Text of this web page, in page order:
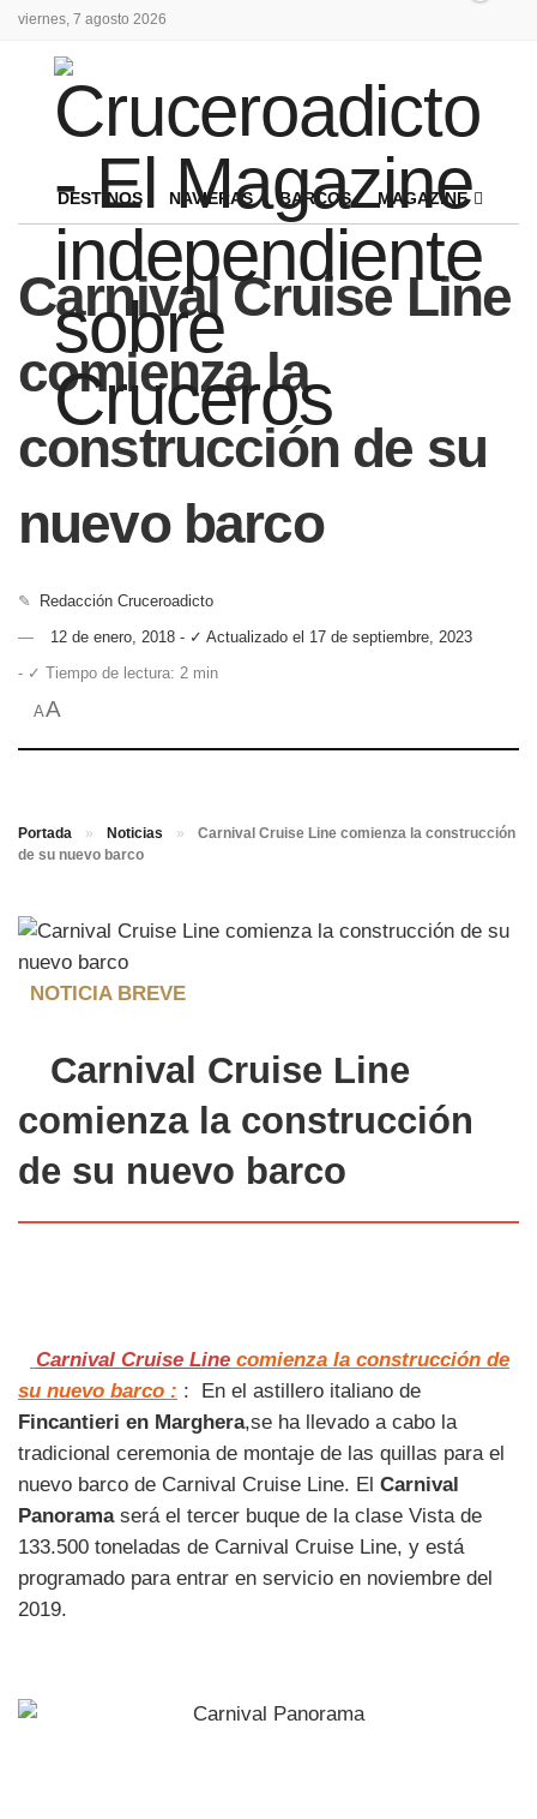
viernes, 7 agosto 2026
DESTINOS NAVIERAS BARCOS MAGAZINE
Carnival Cruise Line
comienza la
construcción de su
nuevo barco
✎
Redacción Cruceroadicto
12 de enero, 2018 - ✓ Actualizado el 17 de septiembre, 2023
- ✓ Tiempo de lectura: 2 min
AA
Portada » Noticias »
Carnival Cruise Line comienza la construcción
de su nuevo barco
NOTICIA BREVE
Carnival Cruise Line
comienza la construcción
de su nuevo barco
Carnival Cruise Line comienza la construcción de
su nuevo barco : : En el astillero italiano de
Fincantieri en Marghera,se ha llevado a cabo la
tradicional ceremonia de montaje de las quillas para el
nuevo barco de Carnival Cruise Line. El Carnival
Panoramaserá el tercer buque de la clase Vista de
133.500 toneladas de Carnival Cruise Line, y está
programado para entrar en servicio en noviembre del
2019.